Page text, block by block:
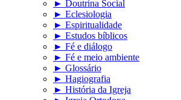
► Doutrina Social
► Eclesiologia
► Espiritualidade
► Estudos bíblicos
► Fé e diálogo
► Fé e meio ambiente
► Glossário
► Hagiografia
► História da Igreja